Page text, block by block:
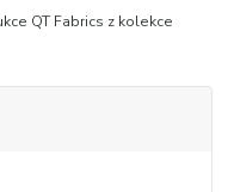
QT Fabrics z kolekce